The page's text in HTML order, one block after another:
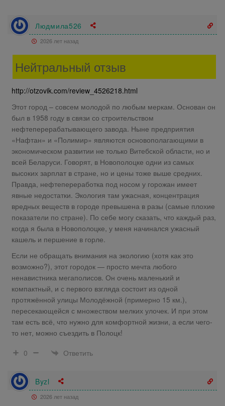
Людмила526
2026 лет назад
Нейтральный отзыв
http://otzovik.com/review_4526218.html
Этот город – совсем молодой по любым меркам. Основан он
был в 1958 году в связи со строительством
нефтеперерабатывающего завода. Ныне предприятия
«Нафтан» и «Полимир» являются основополагающими в
экономическом развитии не только Витебской области, но и
всей Беларуси. Говорят, в Новополоцке одни из самых
высоких зарплат в стране, но и цены тоже выше средних.
Правда, нефтепереработка под носом у горожан имеет
явные недостатки. Экология там ужасная, концентрация
вредных веществ в городе превышена в разы (самые плохие
показатели по стране). По себе могу сказать, что каждый раз,
когда я была в Новополоцке, у меня начинался ужасный
кашель и першение в горле.
Если не обращать внимания на экологию (хотя как это
возможно?), этот городок — просто мечта любого
ненавистника мегаполисов. Он очень маленький и
компактный, и с первого взгляда состоит из одной
протяжённой улицы Молодёжной (примерно 15 км.),
пересекающейся с множеством мелких улочек. И при этом
там есть всё, что нужно для комфортной жизни, а если чего-
то нет, можно съездить в Полоцк!
0
Ответить
Byzl
2026 лет назад